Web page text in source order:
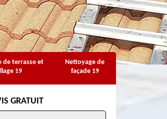
de terrasse et
19
Nettoyage de
façade 19
GRATUIT